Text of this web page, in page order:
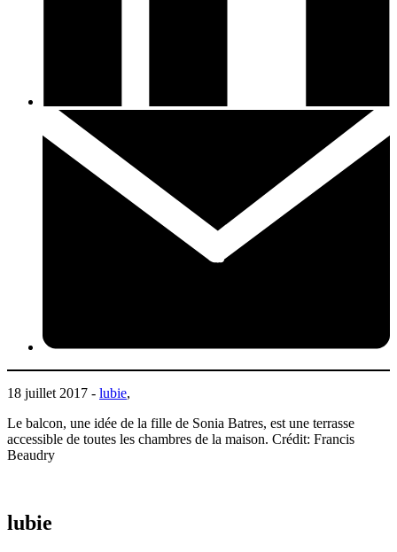
18 juillet 2017 - lubie,
Le balcon, une idée de la fille de Sonia Batres, est une terrasse
accessible de toutes les chambres de la maison. Crédit: Francis
Beaudry
lubie